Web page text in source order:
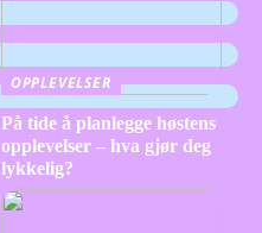
OPPLEVELSER
På tide å planlegge høstens
opplevelser – hva gjør deg
lykkelig?